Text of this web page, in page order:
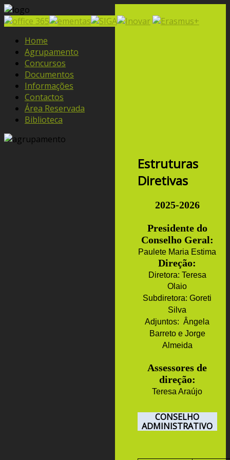
Home
Agrupamento
Concursos
Documentos
Informações
Contactos
Área Reservada
Biblioteca
Estruturas
Diretivas
2025-2026
Presidente do
Conselho Geral:
Paulete Maria Estima
Direção:
Diretora: Teresa
Olaio
Subdiretora:Goreti
Silva
Adjuntos: Ângela
Barreto e Jorge
Almeida
Assessores de
direção:
Teresa Araújo
CONSELHO
ADMINISTRATIVO